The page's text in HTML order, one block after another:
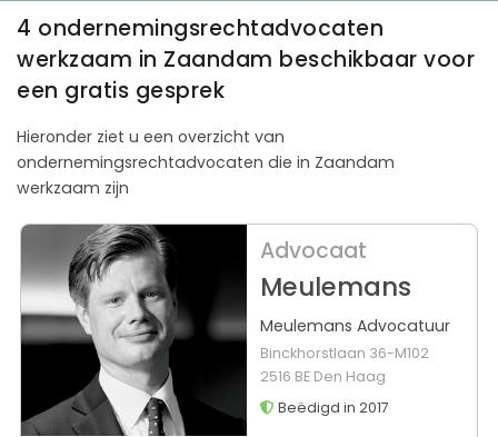
4 ondernemingsrechtadvocaten
werkzaam in Zaandam beschikbaar voor
een gratis gesprek
Hieronder ziet u een overzicht van
ondernemingsrechtadvocaten die in Zaandam
werkzaam zijn
Advocaat
Meulemans
Meulemans Advocatuur
Binckhorstlaan 36-M102
2516 BE Den Haag
Beëdigd in 2017